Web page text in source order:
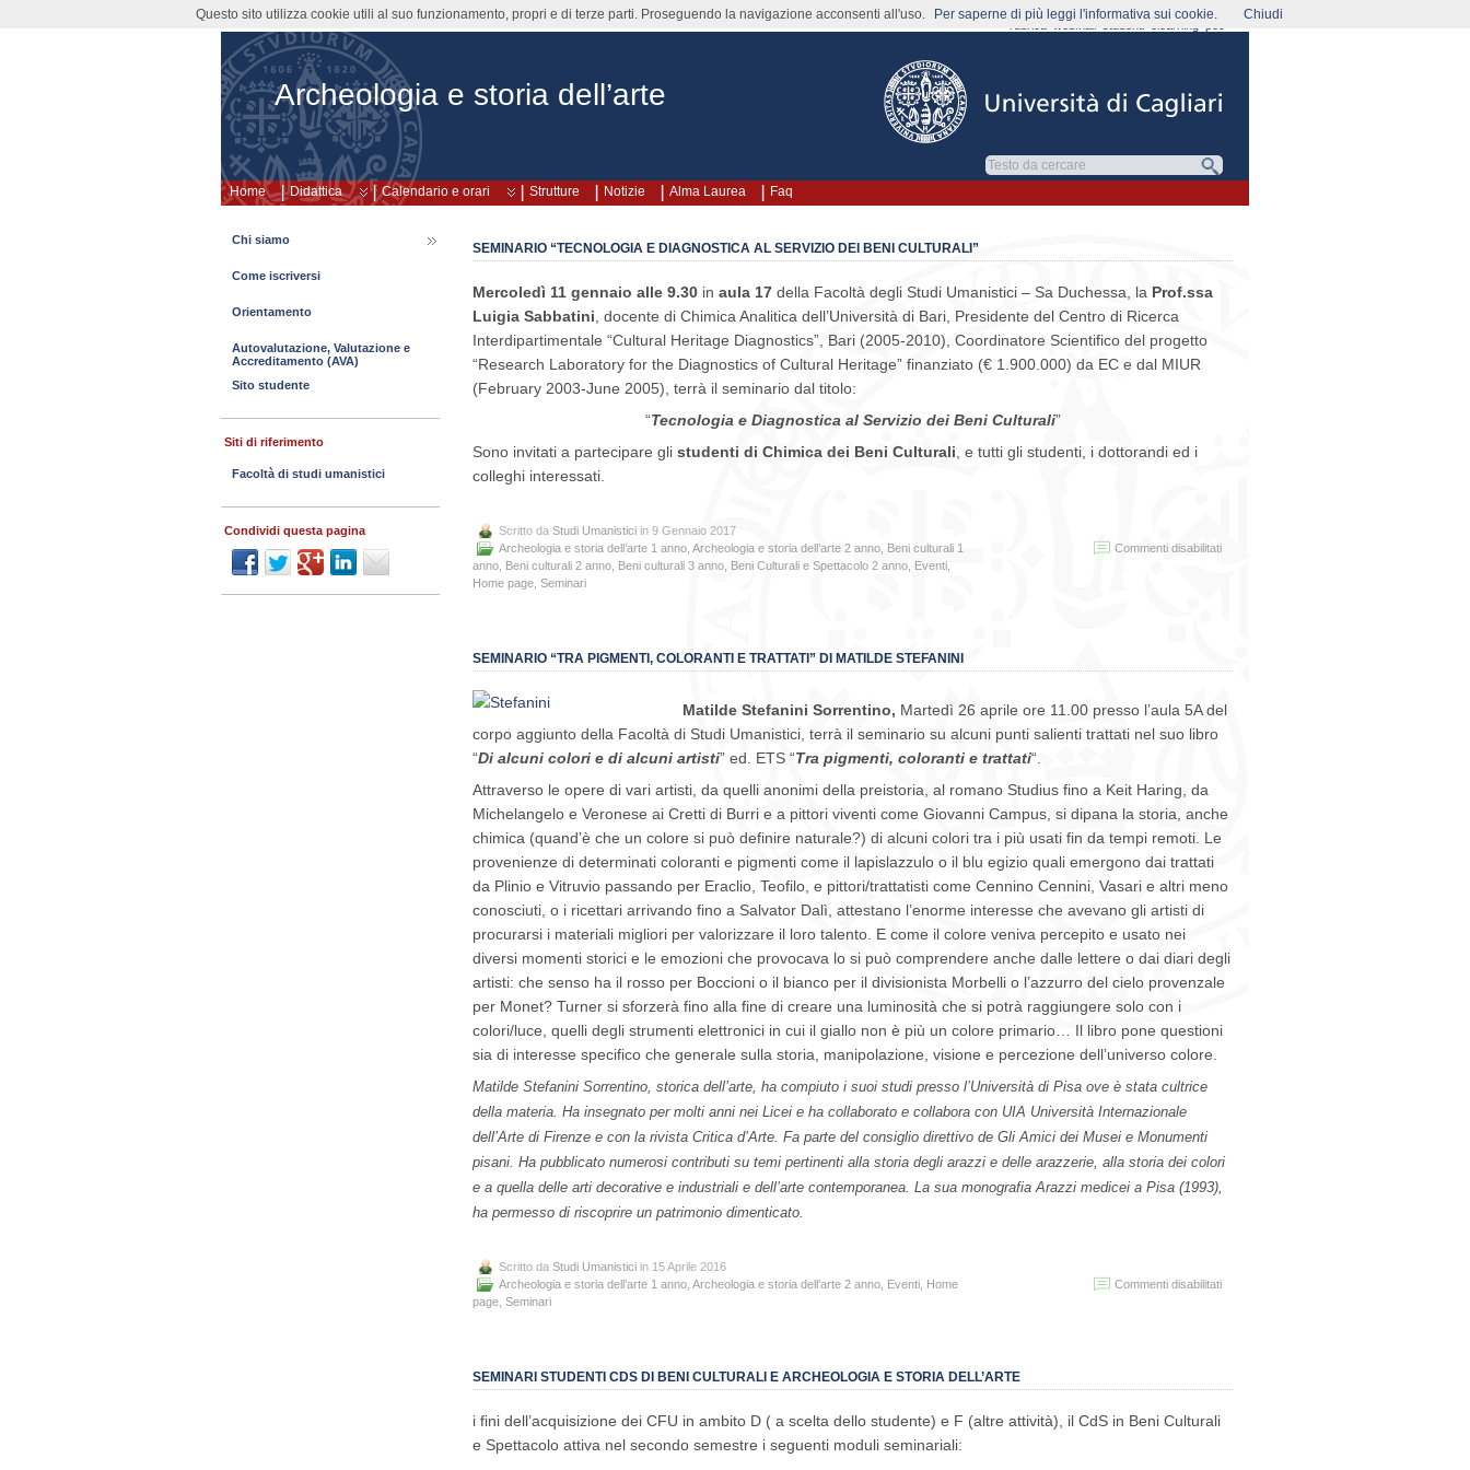
Archeologia e storia dell’arte
Home
rubrica webmail
Didattica Calendario e orari Strutture Notizie Alma Laurea Faq
SEMINARIO “TECNOLOGIA E DIAGNOSTICA AL SERVIZIO DEI BENI CULTURALI”
Mercoledì 11 gennaio alle 9.30 in aula 17 della Facoltà degli Studi Umanistici – Sa Duchessa, la Prof.ssa
Luigia Sabbatini , docente di Chimica Analitica dell’Università di Bari, Presidente del Centro di Ricerca
Interdipartimentale “Cultural Heritage Diagnostics”, Bari (2005-2010), Coordinatore Scientifico del progetto
“Research Laboratory for the Diagnostics of Cultural Heritage” finanziato (€ 1.900.000) da EC e dal MIUR
(February 2003-June 2005), terrà il seminario dal titolo:
“Tecnologia e Diagnostica al Servizio dei Beni Culturali”
Sono invitati a partecipare gli studenti di Chimica dei Beni Culturali , e tutti gli studenti, i dottorandi ed i
colleghi interessati.
Scritto da Studi Umanistici in 9 Gennaio 2017
Archeologia e storia dell’arte 1 anno Archeologia e storia dell’arte 2 anno Beni culturali 1
anno Beni culturali 2 anno Beni culturali 3 anno Beni Culturali e Spettacolo 2 anno Eventi
Home page Seminari
Commenti disabilitatisu
dei
Culturali”
SEMINARIO “TRA PIGMENTI, COLORANTI E TRATTATI” DI MATILDE STEFANINI
Matilde Stefanini Sorrentino, Martedì 26 aprile ore 11.00 presso l’aula 5A del
corpo aggiunto della Facoltà di Studi Umanistici, terrà il seminario su alcuni punti salienti trattati nel suo libro
“Di alcuni colori e di alcuni artisti” ed. ETS “Tra pigmenti, coloranti e trattati“.
Attraverso le opere di vari artisti, da quelli anonimi della preistoria, al romano Studius fino a Keit Haring, da
Michelangelo e Veronese ai Cretti di Burri e a pittori viventi come Giovanni Campus, si dipana la storia, anche
chimica (quand’è che un colore si può definire naturale?) di alcuni colori tra i più usati fin da tempi remoti. Le
provenienze di determinati coloranti e pigmenti come il lapislazzulo o il blu egizio quali emergono dai trattati
da Plinio e Vitruvio passando per Eraclio, Teofilo, e pittori/trattatisti come Cennino Cennini, Vasari e altri meno
conosciuti, o i ricettari arrivando fino a Salvator Dalì, attestano l’enorme interesse che avevano gli artisti di
procurarsi i materiali migliori per valorizzare il loro talento. E come il colore veniva percepito e usato nei
diversi momenti storici e le emozioni che provocava lo si può comprendere anche dalle lettere o dai diari degli
artisti: che senso ha il rosso per Boccioni o il bianco per il divisionista Morbelli o l’azzurro del cielo provenzale
per Monet? Turner si sforzerà fino alla fine di creare una luminosità che si potrà raggiungere solo con i
colori/luce, quelli degli strumenti elettronici in cui il giallo non è più un colore primario… Il libro pone questioni
sia di interesse specifico che generale sulla storia, manipolazione, visione e percezione dell’universo colore.
Matilde Stefanini Sorrentino, storica dell’arte, ha compiuto i suoi studi presso l’Università di Pisa ove è stata cultrice
della materia. Ha insegnato per molti anni nei Licei e ha collaborato e collabora con UIA Università Internazionale
dell’Arte di Firenze e con la rivista Critica d’Arte. Fa parte del consiglio direttivo de Gli Amici dei Musei e Monumenti
pisani. Ha pubblicato numerosi contributi su temi pertinenti alla storia degli arazzi e delle arazzerie, alla storia dei colori
e a quella delle arti decorative e industriali e dell’arte contemporanea. La sua monografia Arazzi medicei a Pisa (1993),
ha permesso di riscoprire un patrimonio dimenticato.
Scritto da Studi Umanistici in 15 Aprile 2016
Archeologia e storia dell’arte 1 anno, Archeologia e storia dell’arte 2 anno, Eventi, Home
page, Seminari
Commenti disabilitatisu
trattati”
SEMINARI STUDENTI CDS DI BENI CULTURALI E ARCHEOLOGIA E STORIA DELL’ARTE
i fini dell’acquisizione dei CFU in ambito D ( a scelta dello studente) e F (altre attività), il CdS in Beni Culturali
e Spettacolo attiva nel secondo semestre i seguenti moduli seminariali:
Chi siamo
Come iscriversi
Orientamento
Autovalutazione, Valutazione e
Accreditamento (AVA)
Sito studente
Siti di riferimento
Facoltà di studi umanistici
Condividi questa pagina
Questo sito utilizza cookie utili al suo funzionamento, propri e di terze parti. Proseguendo la navigazione acconsenti all'uso. Per saperne di più leggi l'informativa sui cookie. Chiudi